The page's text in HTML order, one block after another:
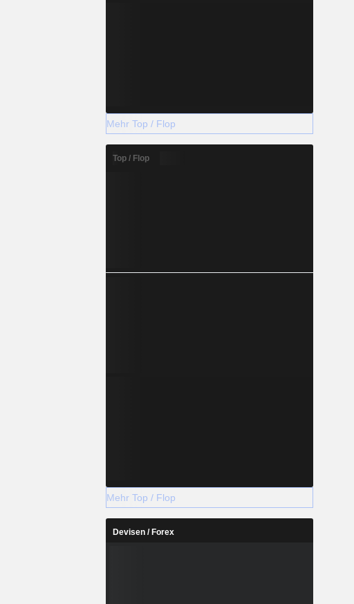
Mehr Top / Flop
Top / Flop
Mehr Top / Flop
Devisen / Forex